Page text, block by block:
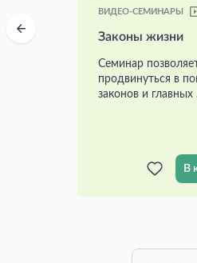
ВИДЕО-СЕМИНАРЫ
Законы жизни
Семинар
продвинуться в
законов и главных
В